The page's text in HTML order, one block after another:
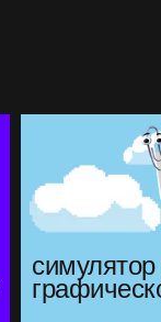
симулятор